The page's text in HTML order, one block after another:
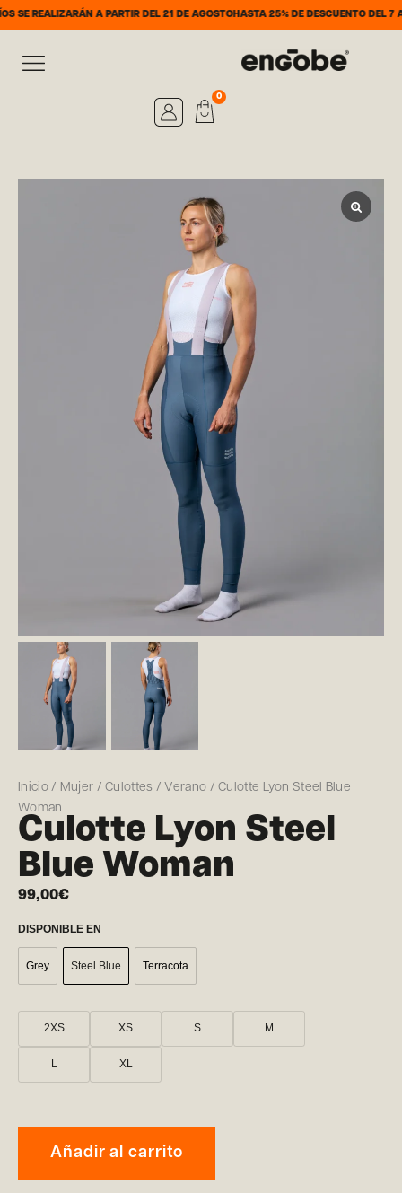
A PARTIR DEL 21 DE AGOSTOHASTA 25% DE DESCUENTO DEL 7 AL 31 DE
0
Inicio/ Mujer /Culottes / Verano / Culotte Lyon Steel Blue
Woman
Culotte Lyon Steel
Blue Woman
99,00€
DISPONIBLE EN
Grey Steel Blue Terracota
2XS XS S M
L XL
Añadir al carrito